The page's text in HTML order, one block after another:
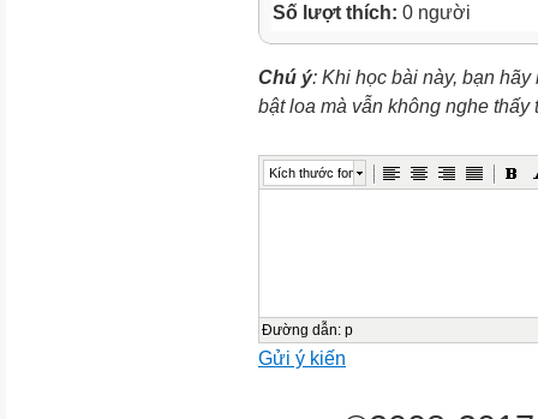
Số lượt thích: 0 người
Chú ý: Khi học bài này, bạn
bật loa mà vẫn không nghe
Kích thước font
Đường dẫn: p
Gửi ý kiến